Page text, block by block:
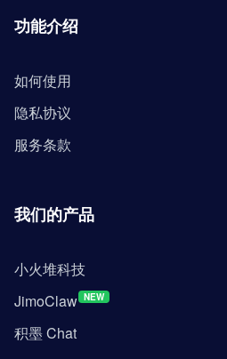
功能介绍
如何使用
隐私协议
服务条款
我们的产品
小火堆科技
JimoClaw NEW
积墨 Chat